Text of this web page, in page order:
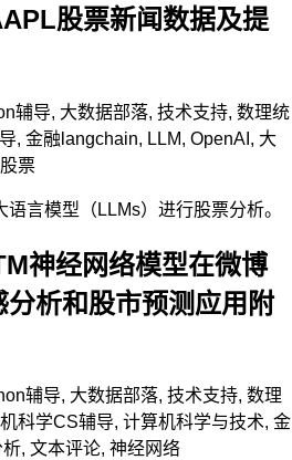
股票新闻数据及提
辅导, 大数据部落, 技术支持, 数理统
, 金融 langchain, LLM, OpenAI , 大
股票
言模型（LLMs）进行股票分析。
神经网络模型在微博
析和股市预测应用附
辅导, 大数据部落, 技术支持, 数理
科学CS辅导, 计算机科学与技术, 金
析, 文本评论, 神经网络